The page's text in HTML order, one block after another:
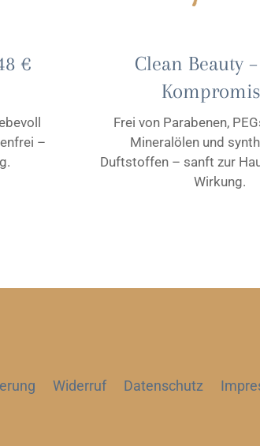
€
–
Clean Beauty
Frei von Parabenen,
Mineralölen und
Duftstoffen – sanft zur
Wirkung.
Widerruf Datenschutz